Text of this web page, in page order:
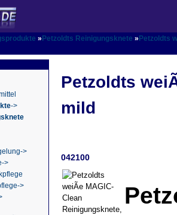
» Petzoldts Reinigungsknete » Petzoldts
->
>
>
>
Petzoldts
mild
042100